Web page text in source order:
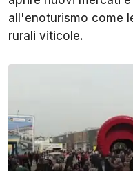
all'enoturismo come
rurali viticole.